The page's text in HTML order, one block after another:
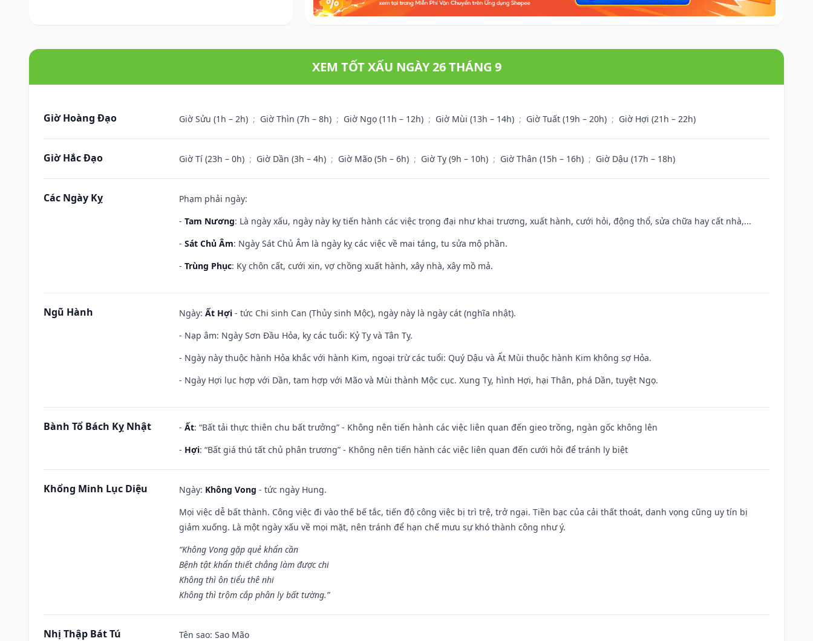
XEM TỐT XẤU NGÀY 26 THÁNG 9
Giờ Hoàng Đạo Giờ Sửu (1h – 2h) ; Giờ Thìn (7h – 8h) ; Giờ Ngọ (11h – 12h) ; Giờ Mùi (13h – 14h) ; Giờ Tuất (19h – 20h) ; Giờ Hợi (21h – 22h)
Giờ Hắc Đạo Giờ Tí (23h – 0h) ; Giờ Dần (3h – 4h) ; Giờ Mão (5h – 6h) ; Giờ Tỵ (9h – 10h) ; Giờ Thân (15h – 16h) ; Giờ Dậu (17h – 18h)
Các Ngày Kỵ
Phạm phải ngày:
- Tam Nương: Là ngày xấu, ngày này kỵ tiến hành các việc trọng đại như khai trương, xuất hành, cưới hỏi, động thổ, sửa chữa hay cất nhà,...
- Sát Chủ Âm: Ngày Sát Chủ Âm là ngày kỵ các việc về mai táng, tu sửa mộ phần.
- Trùng Phục: Kỵ chôn cất, cưới xin, vợ chồng xuất hành, xây nhà, xây mồ mả.
Ngũ Hành Ngày: Ất Hợi - tức Chi sinh Can (Thủy sinh Mộc), ngày này là ngày cát (nghĩa nhật).
- Nạp âm: Ngày Sơn Đầu Hỏa, kỵ các tuổi: Kỷ Tỵ và Tân Tỵ.
- Ngày này thuộc hành Hỏa khắc với hành Kim, ngoại trừ các tuổi: Quý Dậu và Ất Mùi thuộc hành Kim không sợ Hỏa.
- Ngày Hợi lục hợp với Dần, tam hợp với Mão và Mùi thành Mộc cục. Xung Tỵ, hình Hợi, hại Thân, phá Dần, tuyệt Ngọ.
Bành Tổ Bách Kỵ Nhật - Ất: “Bất tải thực thiên chu bất trưởng” - Không nên tiến hành các việc liên quan đến gieo trồng, ngàn gốc không lên
- Hợi: “Bất giá thú tất chủ phân trương” - Không nên tiến hành các việc liên quan đến cưới hỏi để tránh ly biệt
Khổng Minh Lục Diệu Ngày: Không Vong - tức ngày Hung.
Mọi việc dễ bất thành. Công việc đi vào thế bế tắc, tiến độ công việc bị trì trệ, trở ngại. Tiền bạc của cải thất thoát, danh vọng cũng uy tín bị
giảm xuống. Là một ngày xấu về mọi mặt, nên tránh để hạn chế mưu sự khó thành công như ý.
“Không Vong gặp quẻ khẩn cần
Bệnh tật khẩn thiết chẳng làm được chi
Không thì ôn tiểu thê nhi
Không thì trộm cắp phân ly bất tường.”
Nhị Thập Bát Tú Tên sao: Sao Mão